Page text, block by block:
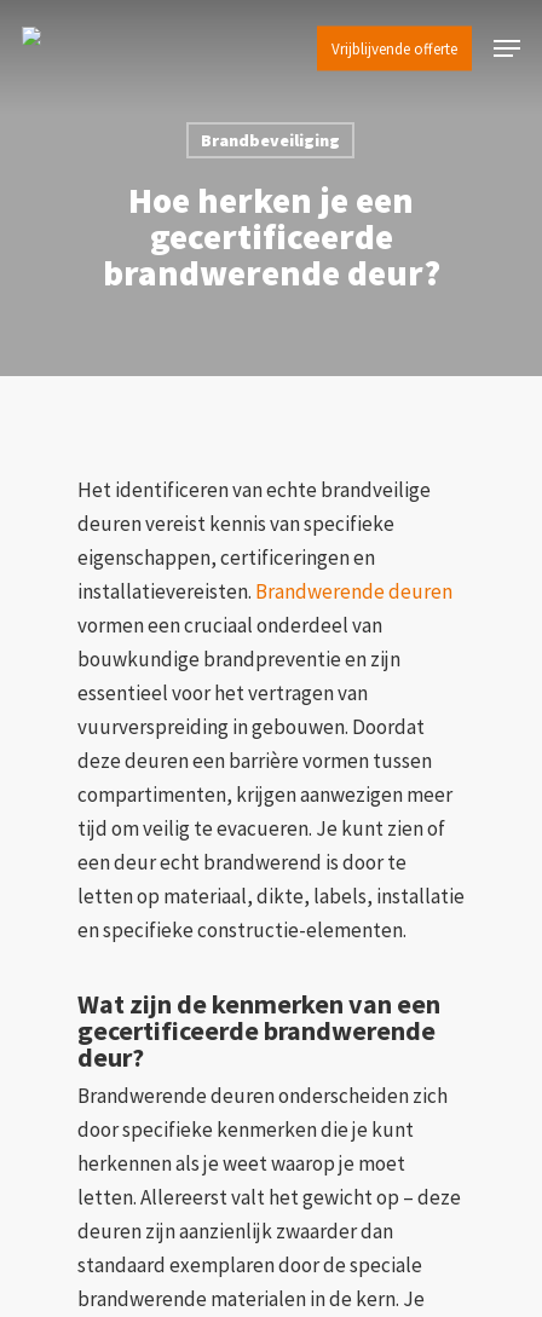
Vrijblijvende offerte Menu
Brandbeveiliging
Hoe herken je een
gecertificeerde
brandwerende deur?
Het identificeren van echte brandveilige
deuren vereist kennis van specifieke
eigenschappen, certificeringen en
installatievereisten. Brandwerende deuren
vormen een cruciaal onderdeel van
bouwkundige brandpreventie en zijn
essentieel voor het vertragen van
vuurverspreiding in gebouwen. Doordat
deze deuren een barrière vormen tussen
compartimenten, krijgen aanwezigen meer
tijd om veilig te evacueren. Je kunt zien of
een deur echt brandwerend is door te
letten op materiaal, dikte, labels, installatie
en specifieke constructie-elementen.
Wat zijn de kenmerken van een
gecertificeerde brandwerende
deur?
Brandwerende deuren onderscheiden zich
door specifieke kenmerken die je kunt
herkennen als je weet waarop je moet
letten. Allereerst valt het gewicht op – deze
deuren zijn aanzienlijk zwaarder dan
standaard exemplaren door de speciale
brandwerende materialen in de kern. Je